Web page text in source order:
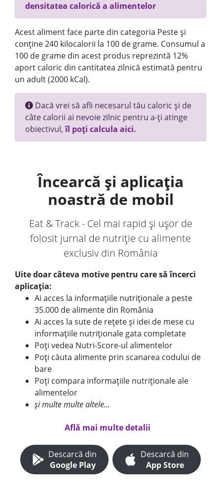
densitatea calorică a alimentelor
Acest aliment face parte din categoria Peste și
conține 240 kilocalorii la 100 de grame. Consumul a
100 de grame din acest produs reprezintă 12%
aport caloric din cantitatea zilnică estimată pentru
un adult (2000 kCal).
Dacă vrei să afli necesarul tău caloric și de
câte calorii ai nevoie zilnic pentru a-ți atinge
obiectivul,îl poți calcula aici.
Încearcă și aplicația
noastră de mobil
Eat & Track - Cel mai rapid și ușor de
folosit jurnal de nutriție cu alimente
exclusiv din România
Uite doar câteva motive pentru care să încerci
aplicația:
Ai acces la informațiile nutriționale a peste
35.000 de alimente din România
Ai acces la sute de rețete și idei de mese cu
informațiile nutriționale gata completate
Poți vedea Nutri-Score-ul alimentelor
Poți căuta alimente prin scanarea codului de
bare
Poți compara informațiile nutriționale ale
alimentelor
și multe multe altele...
Află mai multe detalii
Descarcă din
Google Play
Descarcă din
App Store